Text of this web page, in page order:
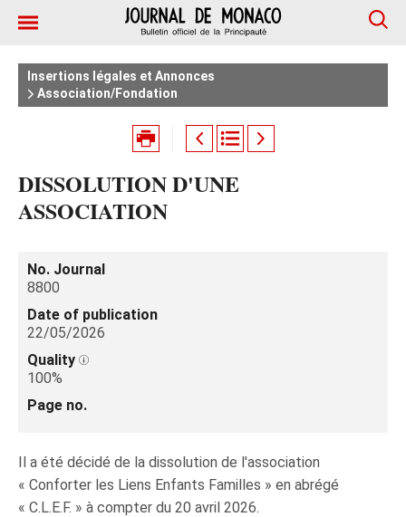
Insertions légales et Annonces
Association/Fondation
DISSOLUTION D'UNE
ASSOCIATION
No. Journal
8800
Date of publication
22/05/2026
Quality
100%
Page no.
Il a été décidé de la dissolution de l'association
« Conforter les Liens Enfants Familles » en abrégé
« C.L.E.F. » à compter du 20 avril 2026.